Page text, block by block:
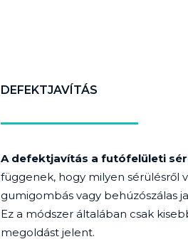
DEFEKTJAVÍTÁS
A defektjavítás a futófelületi
függenek, hogy milyen sérülésről
gumigombás vagy behúzószálas
Ez a módszer általában csak
megoldást jelent.